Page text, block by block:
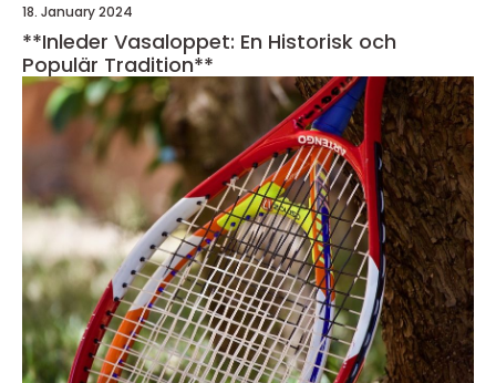
18. January 2024
**Inleder Vasaloppet: En Historisk och
Populär Tradition**